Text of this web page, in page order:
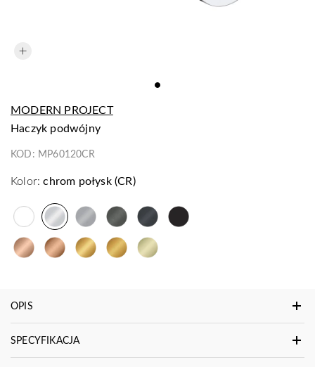
MODERN PROJECT
haczyk podwójny
KOD: MP60120CR
Kolor: chrom połysk (CR)
OPIS
SPECYFIKACJA